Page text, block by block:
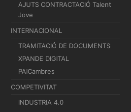
AJUTS CONTRACTACIÓ Talent
Jove
INTERNACIONAL
TRAMITACIÓ DE DOCUMENTS
XPANDE DIGITAL
PAICambres
COMPETIVITAT
INDUSTRIA 4.0